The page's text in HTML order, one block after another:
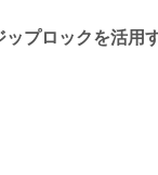
プロックを活用